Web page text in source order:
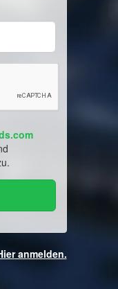
anmelden.